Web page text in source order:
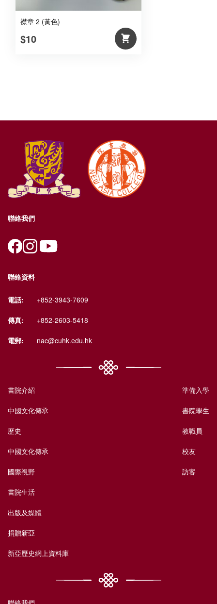
襟章 2 (黃色)
$10
聯絡我們
聯絡資料
電話: +852-3943-7609
傳真: +852-2603-5418
電郵: nac@cuhk.edu.hk
書院介紹
中國文化傳承
歷史
中國文化傳承
國際視野
書院生活
出版及媒體
捐贈新亞
新亞歷史網上資料庫
準備入學
書院學生
教職員
校友
訪客